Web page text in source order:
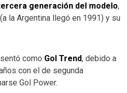
generación del modelo,
la Argentina llegó en 1991) y su
como Gol Trend, debido a
con el de segunda
Gol Power.